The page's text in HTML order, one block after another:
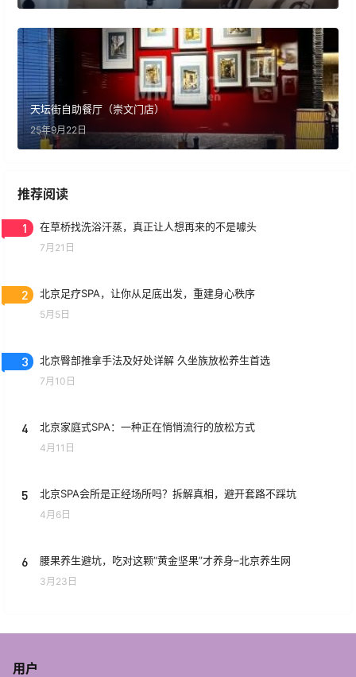
天坛街自助餐厅（崇文门店）
25年9月22日
推荐阅读
1 在草桥找洗浴汗蒸，真正让人想再来的不是噱头
7月21日
2 北京足疗SPA，让你从足底出发，重建身心秩序
5月5日
3 北京臀部推拿手法及好处详解 久坐族放松养生首选
7月10日
4 北京家庭式SPA：一种正在悄悄流行的放松方式
4月11日
5 北京SPA会所是正经场所吗？拆解真相，避开套路不踩坑
4月6日
6 腰果养生避坑，吃对这颗“黄金坚果”才养身–北京养生网
3月23日
用户